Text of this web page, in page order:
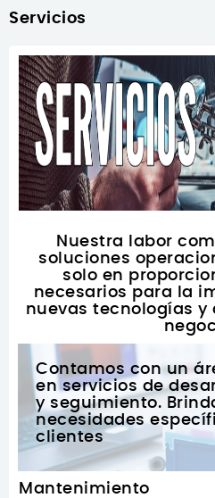
Servicios
Nuestra labor
soluciones
solo en
necesarios para la
nuevas tecnologías y
Contamos con un
en servicios de
y seguimiento.
necesidades
clientes
Mantenimiento